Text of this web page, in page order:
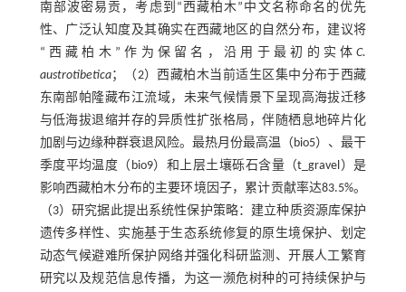
南部波密易贡，考虑到“西藏柏木”中文名称命名的优先
性、广泛认知度及其确实在西藏地区的自然分布，建议将
“西藏柏木”作为保留名，沿用于最初的实体C.
austrotibetica；（2）西藏柏木当前适生区集中分布于西藏
东南部帕隆藏布江流域，未来气候情景下呈现高海拔迁移
与低海拔退缩并存的异质性扩张格局，伴随栖息地碎片化
加剧与边缘种群衰退风险。最热月份最高温（bio5）、最干
季度平均温度（bio9）和上层土壤砾石含量（t_gravel）是
影响西藏柏木分布的主要环境因子，累计贡献率达83.5%。
（3）研究据此提出系统性保护策略：建立种质资源库保护
遗传多样性、实施基于生态系统修复的原生境保护、划定
动态气候避难所保护网络并强化科研监测、开展人工繁育
研究以及规范信息传播，为这一濒危树种的可持续保护与